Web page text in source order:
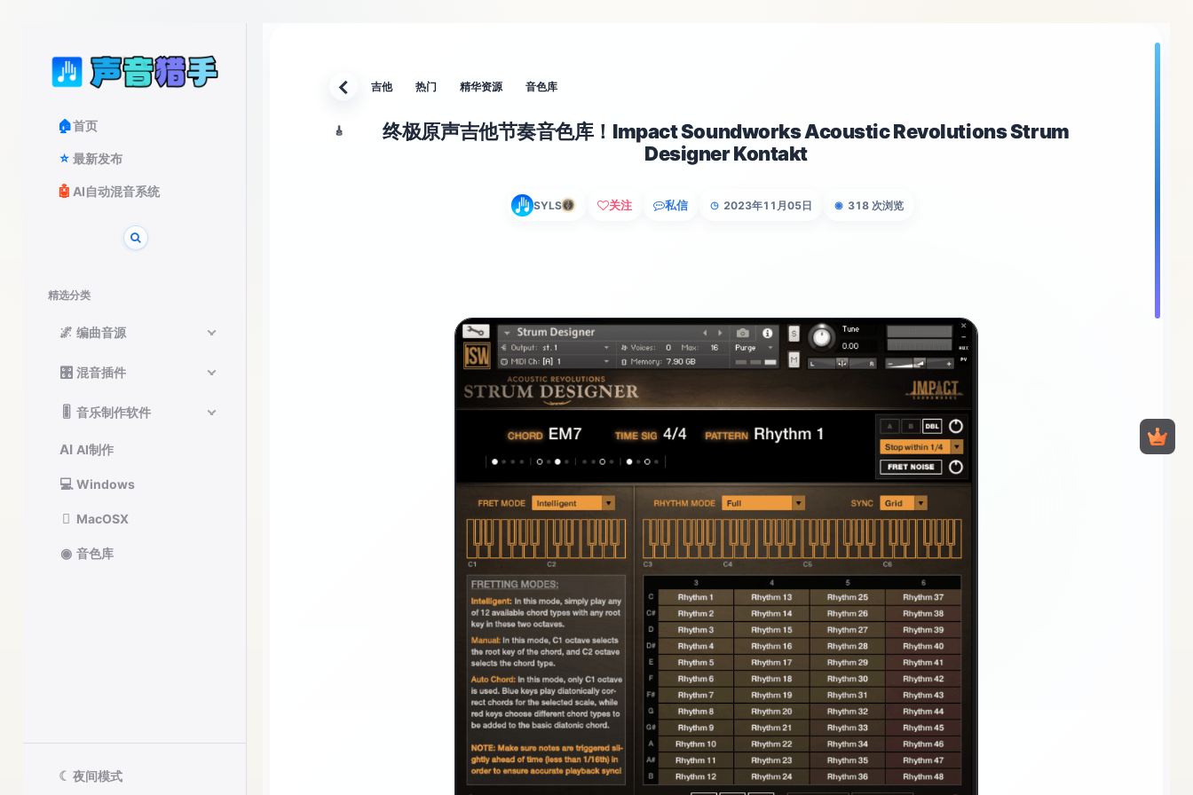
🏠首页
⭐ 最新发布
🤖 AI自动混音系统
精选分类
🌌 编曲音源
🎛️ 混音插件
🎚️ 音乐制作软件
AI AI制作
💻 Windows
 MacOSX
◉ 音色库
☾ 夜间模式
返回 吉他 热门 精华资源 音色库
🎸
终极原声吉他节奏音色库！Impact Soundworks Acoustic Revolutions Strum
Designer Kontakt
SYLS 关注 私信 ◷ 2023年11月05日 ◉ 318 次浏览